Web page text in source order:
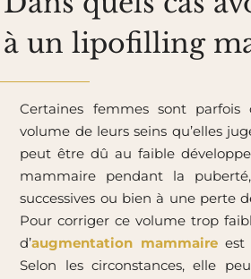
à un lipofilling
Certaines femmes sont parfois
volume de leurs seins qu’elles
peut être dû au faible
mammaire pendant la
successives ou bien à une perte
Pour corriger ce volume trop
d’augmentation mammaireest
Selon les circonstances, elle